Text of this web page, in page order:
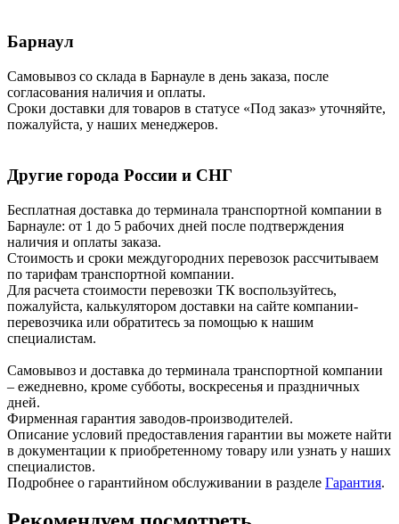
Барнаул
Самовывоз со склада в Барнауле в день заказа, после
согласования наличия и оплаты.
Сроки доставки для товаров в статусе «Под заказ» уточняйте,
пожалуйста, у наших менеджеров.
Другие города России и СНГ
Бесплатная доставка до терминала транспортной компании в
Барнауле: от 1 до 5 рабочих дней после подтверждения
наличия и оплаты заказа.
Стоимость и сроки междугородних перевозок рассчитываем
по тарифам транспортной компании.
Для расчета стоимости перевозки ТК воспользуйтесь,
пожалуйста, калькулятором доставки на сайте компании-
перевозчика или обратитесь за помощью к нашим
специалистам.
Самовывоз и доставка до терминала транспортной компании
– ежедневно, кроме субботы, воскресенья и праздничных
дней.
Фирменная гарантия заводов-производителей.
Описание условий предоставления гарантии вы можете найти
в документации к приобретенному товару или узнать у наших
специалистов.
Подробнее о гарантийном обслуживании в разделе Гарантия.